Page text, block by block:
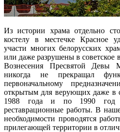
Из истории храма отдельно
костелу в местечке Красное
участи многих белорусских
или даже разрушены в советское
Вознесения Пресвятой Девы
никогда не прекращал
первоначальному
открытым для верующих даже в
1988 года и по 1990 год
реставрационные работы. В
необходимости проводятся
прилегающей территории в